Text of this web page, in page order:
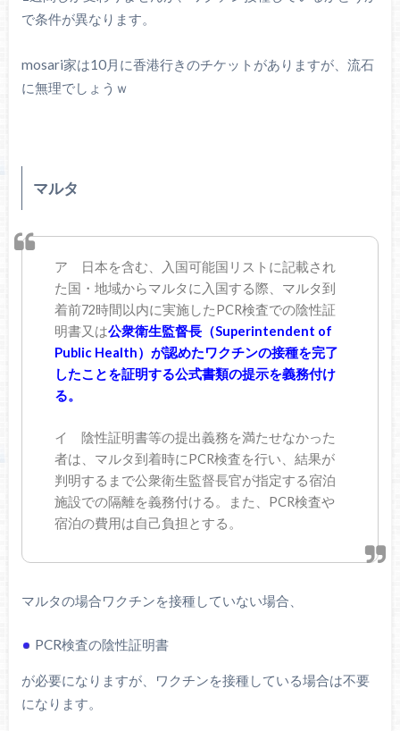
で条件が異なります。
mosari家は10月に香港行きのチケットがありますが、流石
に無理でしょうｗ
マルタ
ア 日本を含む、入国可能国リストに記載され
た国・地域からマルタに入国する際、マルタ到
着前72時間以内に実施したPCR検査での陰性証
明書又は公衆衛生監督長（Superintendent of
Public Health）が認めたワクチンの接種を完了
したことを証明する公式書類の提示を義務付け
る。
イ 陰性証明書等の提出義務を満たせなかった
者は、マルタ到着時にPCR検査を行い、結果が
判明するまで公衆衛生監督長官が指定する宿泊
施設での隔離を義務付ける。また、PCR検査や
宿泊の費用は自己負担とする。
マルタの場合ワクチンを接種していない場合、
PCR検査の陰性証明書
が必要になりますが、ワクチンを接種している場合は不要
になります。